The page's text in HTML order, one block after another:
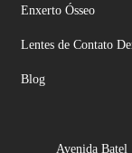
Enxerto Ósseo
Lentes de Contato
Blog
Avenida Batel